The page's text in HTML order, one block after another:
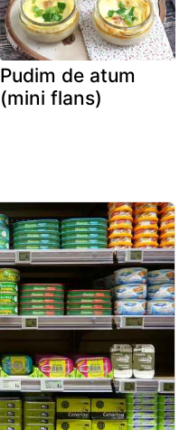
Pudim de atum
(mini flans)